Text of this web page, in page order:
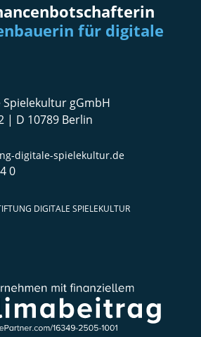
für digitale
gGmbH
| D 10789 Berlin
digitale-spielekultur.de
0
DIGITALE SPIELEKULTUR